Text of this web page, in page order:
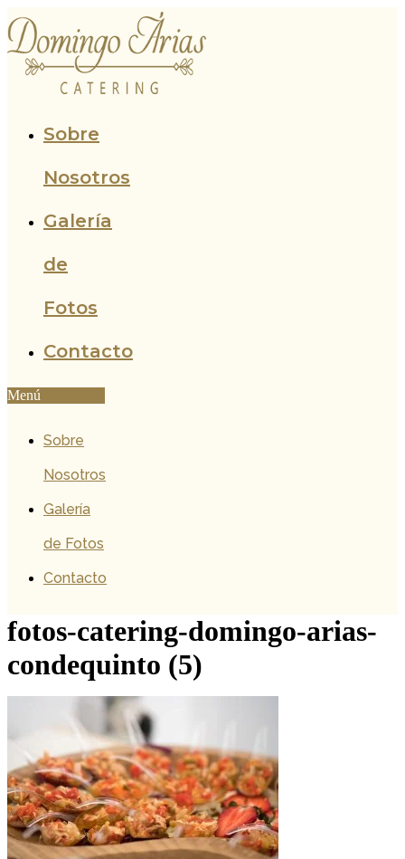
al
contenido
Sobre
Nosotros
Galería
de
Fotos
Contacto
Menú
Sobre
Nosotros
Galería
de Fotos
Contacto
fotos-catering-domingo-arias-
condequinto (5)